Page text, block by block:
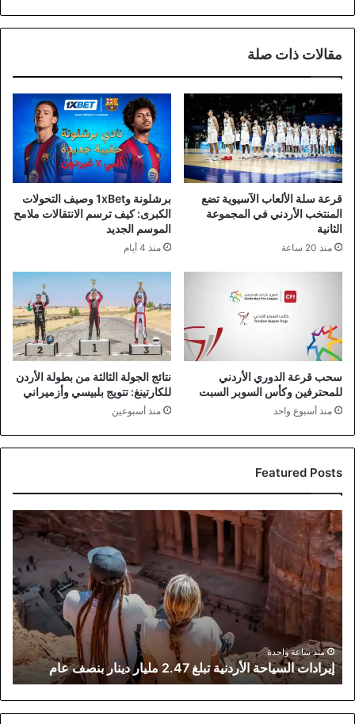
مقالات ذات صلة
قرعة سلة الألعاب الآسيوية تضع
المنتخب الأردني في المجموعة
الثانية
منذ 20 ساعة
برشلونة و1xBet وصيف التحولات
الكبرى: كيف ترسم الانتقالات ملامح
الموسم الجديد
منذ 4 أيام
سحب قرعة الدوري الأردني
للمحترفين وكأس السوبر السبت
منذ أسبوع واحد
نتائج الجولة الثالثة من بطولة الأردن
للكارتينغ: تتويج بلبيسي وأزميراني
منذ أسبوعين
Featured Posts
إيرادات
السياحة
الأردنية
تبلغ
2.47
مليار
دينار
بنصف
عام منذ ساعة واحدة
إيرادات السياحة الأردنية تبلغ 2.47 مليار دينار بنصف عام